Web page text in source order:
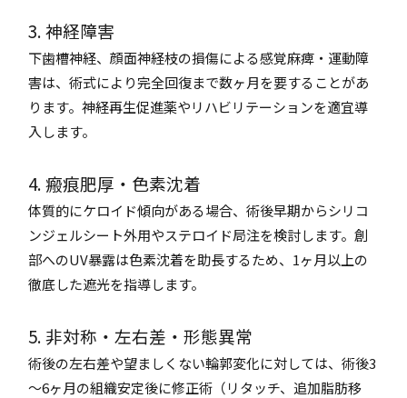
3. 神経障害
下歯槽神経、顔面神経枝の損傷による感覚麻痺・運動障
害は、術式により完全回復まで数ヶ月を要することがあ
ります。神経再生促進薬やリハビリテーションを適宜導
入します。
4. 瘢痕肥厚・色素沈着
体質的にケロイド傾向がある場合、術後早期からシリコ
ンジェルシート外用やステロイド局注を検討します。創
部へのUV暴露は色素沈着を助長するため、1ヶ月以上の
徹底した遮光を指導します。
5. 非対称・左右差・形態異常
術後の左右差や望ましくない輪郭変化に対しては、術後3
～6ヶ月の組織安定後に修正術（リタッチ、追加脂肪移